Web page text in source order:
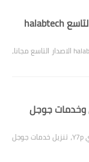
اداة حلب تك الاصدار العاشر و التاسع halabtech
تحميل وتحديث اداة حلب تك الاصدار العاشر halabtech tool v1.0 الاصدار التاسع مجانا،
وخدمات جوجل
كيفية تثبيت متجر جوجل بلاي وخدمات جوجل على هواوي Y7p، تنزيل خدمات جوجل